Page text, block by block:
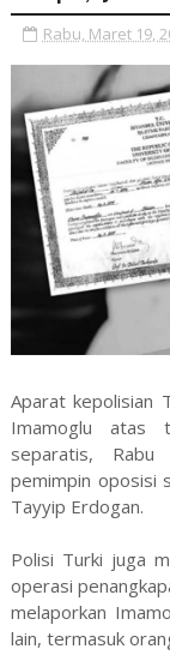
Rabu, Maret 19,
Aparat kepolisian
Imamoglu atas
separatis,
pemimpin oposisi
Tayyip Erdogan.
Polisi Turki juga
operasi
melaporkan
lain, termasuk